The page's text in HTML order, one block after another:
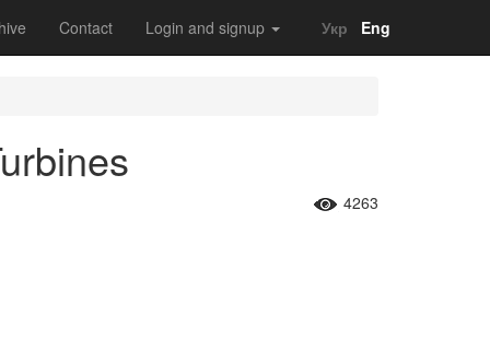
Contact Login and signup Укр Eng
4263